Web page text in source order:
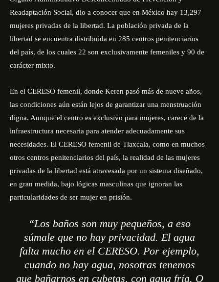
Readaptación Social, dio a conocer que en México hay 13,297
mujeres privadas de la libertad. La población privada de la
libertad se encuentra distribuida en 285 centros penitenciarios
del país, de los cuales 22 son exclusivamente femeniles y 90 de
carácter mixto.
En el CERESO femenil, donde Keren pasó más de nueve años,
las condiciones aún están lejos de garantizar una menstruación
digna. Aunque el centro es exclusivo para mujeres, carece de la
infraestructura necesaria para atender adecuadamente sus
necesidades. El CERESO femenil de Tlaxcala, como en muchos
otros centros penitenciarios del país, la realidad de las mujeres
privadas de la libertad está atravesada por un sistema diseñado,
en gran medida, bajo lógicas masculinas que ignoran las
particularidades de ser mujer en prisión.
“Los baños son muy pequeños, a eso
súmale que no hay privacidad. El agua
falta mucho en el CERESO. Por ejemplo,
cuando no hay agua, nosotras tenemos
que bañarnos en cubetas, con agua fría. O